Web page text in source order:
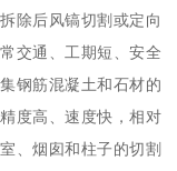
除后风镐切割或定向
交通、工期短、安全
钢筋混凝土和石材的
度高、速度快，相对
、烟囱和柱子的切割